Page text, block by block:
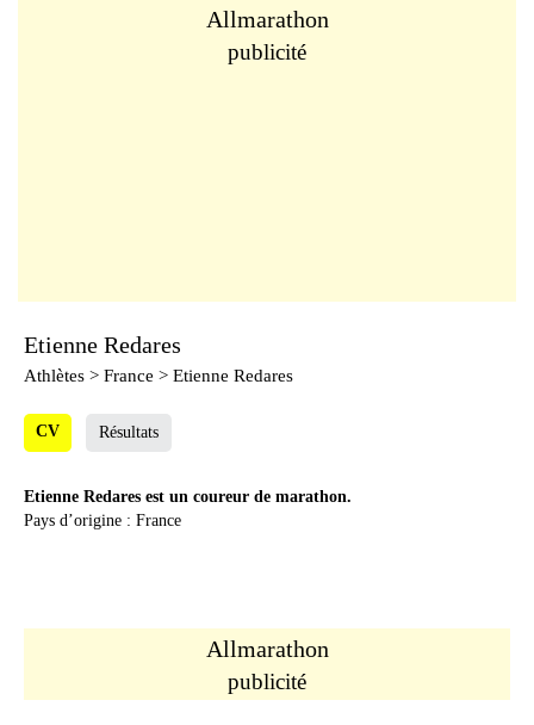
Allmarathon
publicité
Etienne Redares
Athlètes > France > Etienne Redares
CV Résultats
Etienne Redares est un coureur de marathon.
Pays d’origine : France
Allmarathon
publicité